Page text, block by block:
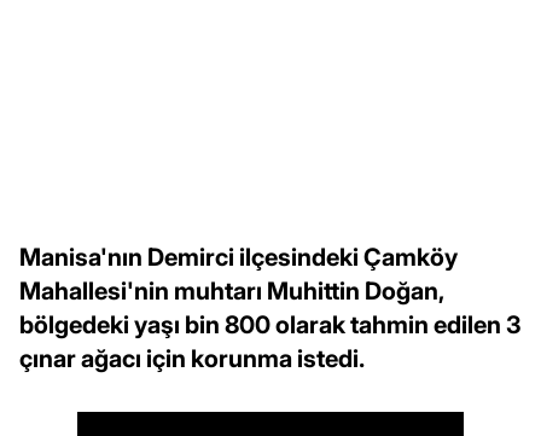
Manisa'nın Demirci ilçesindeki Çamköy
Mahallesi'nin muhtarı Muhittin Doğan,
bölgedeki yaşı bin 800 olarak tahmin edilen 3
çınar ağacı için korunma istedi.